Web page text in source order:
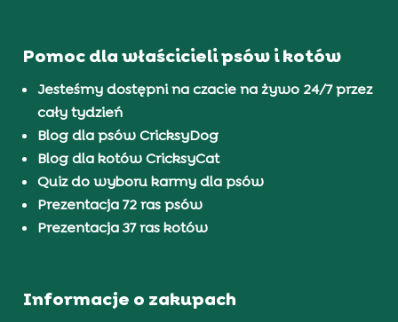
Pomoc dla właścicieli psów i kotów
Jesteśmy dostępni na czacie na żywo 24/7 przez
cały tydzień
Blog dla psów CricksyDog
Blog dla kotów CricksyCat
Quiz do wyboru karmy dla psów
Prezentacja 72 ras psów
Prezentacja 37 ras kotów
Informacje o zakupach